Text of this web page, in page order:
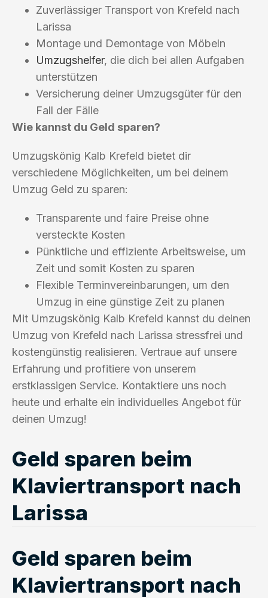
Zuverlässiger Transport von Krefeld nach
Larissa
Montage und Demontage von Möbeln
Umzugshelfer, die dich bei allen Aufgaben
unterstützen
Versicherung deiner Umzugsgüter für den
Fall der Fälle
Wie kannst du Geld sparen?
Umzugskönig Kalb Krefeld bietet dir
verschiedene Möglichkeiten, um bei deinem
Umzug Geld zu sparen:
Transparente und faire Preise ohne
versteckte Kosten
Pünktliche und effiziente Arbeitsweise, um
Zeit und somit Kosten zu sparen
Flexible Terminvereinbarungen, um den
Umzug in eine günstige Zeit zu planen
Mit Umzugskönig Kalb Krefeld kannst du deinen
Umzug von Krefeld nach Larissa stressfrei und
kostengünstig realisieren. Vertraue auf unsere
Erfahrung und profitiere von unserem
erstklassigen Service. Kontaktiere uns noch
heute und erhalte ein individuelles Angebot für
deinen Umzug!
Geld sparen beim
Klaviertransport nach
Larissa
Geld sparen beim
Klaviertransport nach